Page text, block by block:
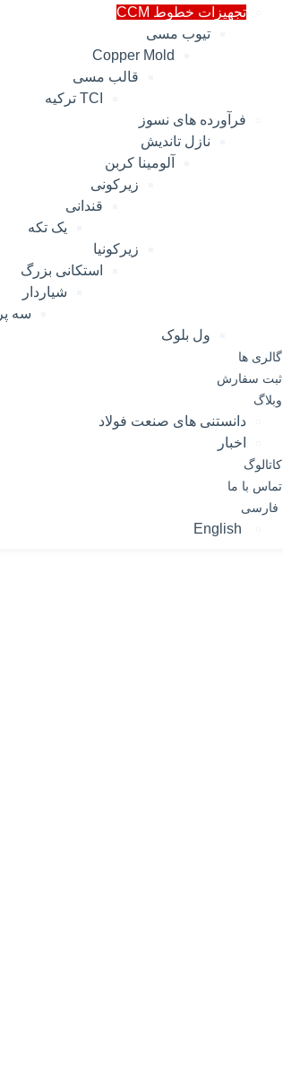
تجهیزات خطوط CCM
تیوب مسی
Copper Mold
قالب مسی
TCI ترکیه
فرآورده های نسوز
نازل تاندیش
آلومینا کربن
زیرکونی
قندانی
یک تکه
زیرکونیا
استکانی بزرگ
شیاردار
سه پر
ول بلوک
گالری ها
ثبت سفارش
وبلاگ
دانستنی های صنعت فولاد
اخبار
کاتالوگ
تماس با ما
فارسی
English